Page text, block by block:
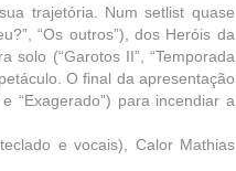
trajetória. Num setlist quase
“Os outros”), dos Heróis da
solo (“Garotos II”, “Temporada
O final da apresentação
“Exagerado”) para incendiar a
e vocais), Calor Mathias